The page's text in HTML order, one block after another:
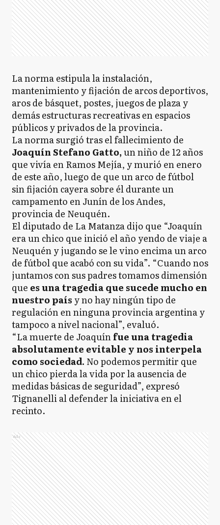
La norma estipula la instalación,
mantenimiento y fijación de arcos deportivos,
aros de básquet, postes, juegos de plaza y
demás estructuras recreativas en espacios
públicos y privados de la provincia.
La norma surgió tras el fallecimiento de
Joaquín Stefano Gatto,un niño de 12 años
que vivía en Ramos Mejía, y murió en enero
de este año, luego de que un arco de fútbol
sin fijación cayera sobre él durante un
campamento en Junín de los Andes,
provincia de Neuquén.
El diputado de La Matanza dijo que “Joaquín
era un chico que inició el año yendo de viaje a
Neuquén y jugando se le vino encima un arco
de fútbol que acabó con su vida”. “Cuando nos
juntamos con sus padres tomamos dimensión
que es una tragedia que sucede mucho en
nuestro país y no hay ningún tipo de
regulación en ninguna provincia argentina y
tampoco a nivel nacional”, evaluó.
“La muerte de Joaquínfue una tragedia
absolutamente evitable y nos interpela
como sociedad. No podemos permitir que
un chico pierda la vida por la ausencia de
medidas básicas de seguridad”, expresó
Tignanelli al defender la iniciativa en el
recinto.
Ads